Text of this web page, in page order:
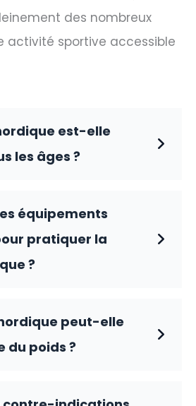
des nombreux
activité sportive accessible
est-elle
les âges ?
équipements
pratiquer la
?
peut-elle
du poids ?